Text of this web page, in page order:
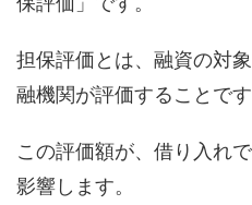
担保評価とは、融資の対
融機関が評価することです
この評価額が、借り入れ
影響します。